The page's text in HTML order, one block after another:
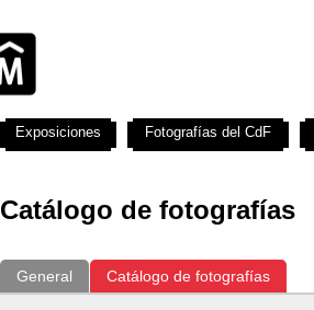
Catálogo de fotografías
General Catálogo de fotografías
Exposiciones Fotografías del CdF